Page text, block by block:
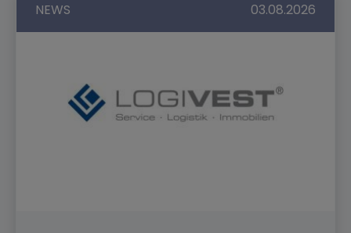
NEWS 03.08.2026